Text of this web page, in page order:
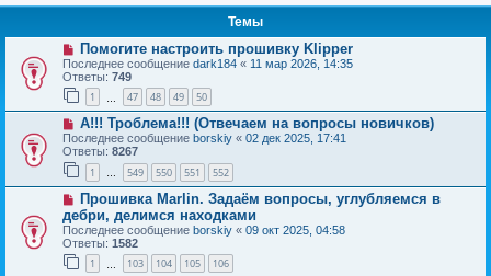
Темы
Помогите настроить прошивку Klipper
Последнее сообщение dark184 « 11 мар 2026, 14:35
Ответы: 749
1 47 48 49 50
А!!! Троблема!!! (Отвечаем на вопросы новичков)
Последнее сообщение borskiy « 02 дек 2025, 17:41
Ответы: 8267
1 … 549 550 551 552
Прошивка Marlin. Задаём вопросы, углубляемся в
дебри, делимся находками
Последнее сообщение borskiy « 09 окт 2025, 04:58
Ответы: 1582
1 103 104 105 106